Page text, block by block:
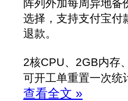
阵列外加每周异地备
选择，支持支付宝付
退款。
2核CPU、2GB内存
可开工单重置一次统
查看全文 »